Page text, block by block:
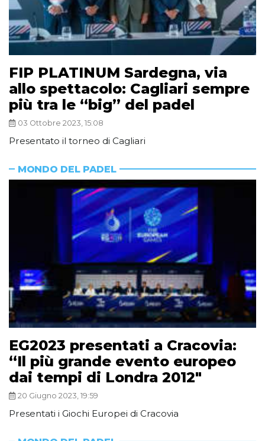
FIP PLATINUM Sardegna, via
allo spettacolo: Cagliari sempre
più tra le “big” del padel
03 Ottobre 2023, 15:08
Presentato il torneo di Cagliari
MONDO DEL PADEL
EG2023 presentati a Cracovia:
“Il più grande evento europeo
dai tempi di Londra 2012″
20 Giugno 2023, 19:59
Presentati i Giochi Europei di Cracovia